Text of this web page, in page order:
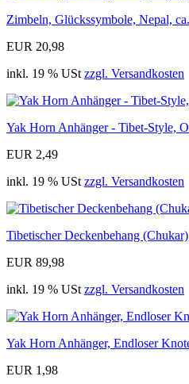
Zimbeln, Glückssymbole, Nepal,
EUR 20,98
inkl. 19 % USt zzgl. Versandkosten
Yak Horn Anhänger - Tibet-Style,
EUR 2,49
inkl. 19 % USt zzgl. Versandkosten
Tibetischer Deckenbehang
EUR 89,98
inkl. 19 % USt zzgl. Versandkosten
Yak Horn Anhänger, Endloser
EUR 1,98